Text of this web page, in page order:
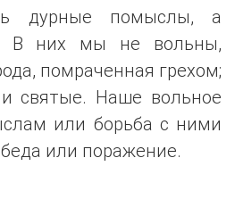
дурные помыслы, а
В них мы не вольны,
помраченная грехом;
святые. Наше вольное
или борьба с ними
или поражение.